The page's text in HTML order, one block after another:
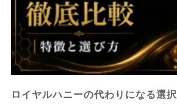
ロイヤルハニーの代わりになる選